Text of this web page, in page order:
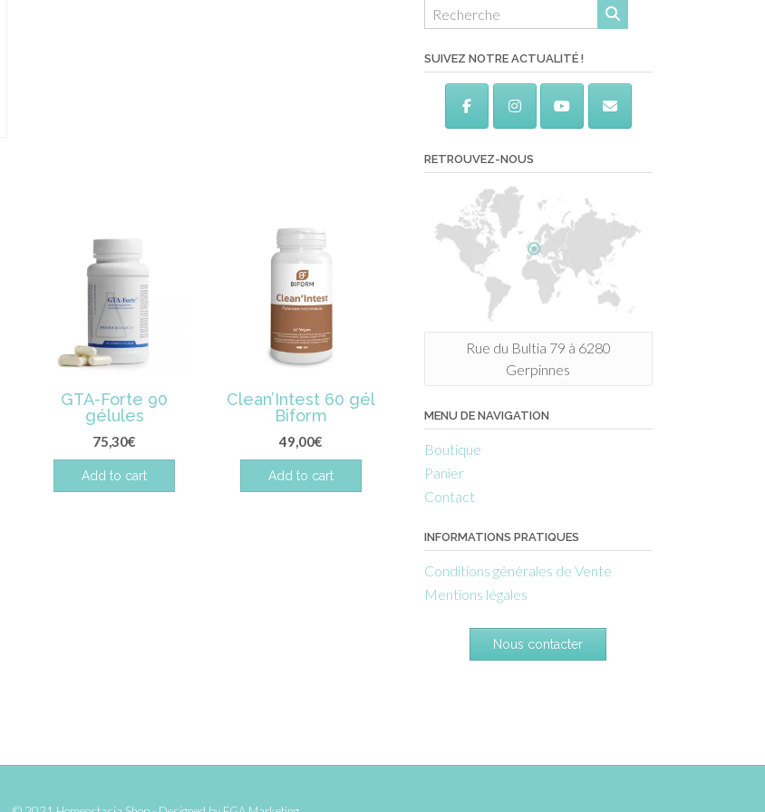
GTA-Forte 90
gélules
75,30€
Add to cart
Clean’Intest 60 gél
Biform
49,00€
Add to cart
SUIVEZ NOTRE ACTUALITÉ !
RETROUVEZ-NOUS
Rue du Bultia 79 à 6280
Gerpinnes
MENU DE NAVIGATION
Boutique
Panier
Contact
INFORMATIONS PRATIQUES
Conditions générales de Vente
Mentions légales
Nous contacter